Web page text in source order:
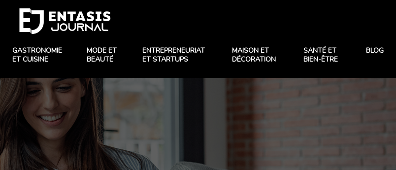
GASTRONOMIE
ET CUISINE
MODE ET
BEAUTÉ
ENTREPRENEURIAT
ET STARTUPS
MAISON ET
DÉCORATION
SANTÉ ET
BIEN-ÊTRE
BLOG